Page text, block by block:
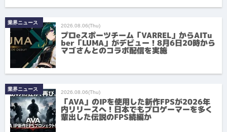
業界ニュース 2026.08.06(Thu)
プロeスポーツチーム「VARREL」からAITu
ber「LUMA」がデビュー！8月6日20時から
マゴさんとのコラボ配信を実施
業界ニュース 2026.08.06(Thu)
「AVA」のIPを使用した新作FPSが2026年
内リリースへ！日本でもプロゲーマーを多く
輩出した伝説のFPS続編か